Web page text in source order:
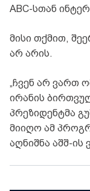
ABC-სთან
მისი თქმით,
არ არის.
„ჩვენ არ ვართ
ირანის
პრეზიდენტმა
მიიღო ამ
აღნიშნა აშშ-ის